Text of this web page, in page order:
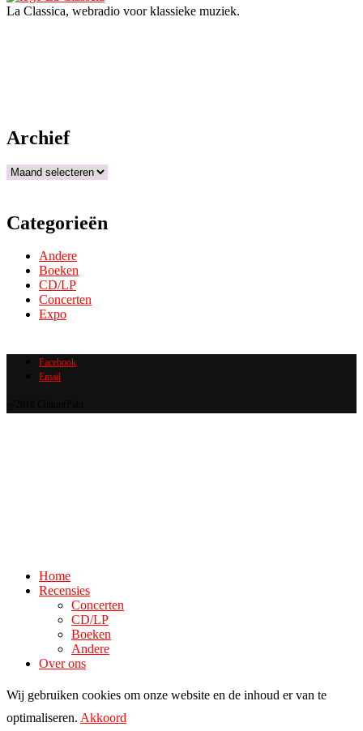
La Classica, webradio voor klassieke muziek.
Archief
Archief
Categorieën
Andere
Boeken
CD/LP
Concerten
Expo
Facebook
Email
Home
Recensies
Concerten
CD/LP
Boeken
Andere
Over ons
Wij gebruiken cookies om onze website en de inhoud er van te
optimaliseren. Akkoord